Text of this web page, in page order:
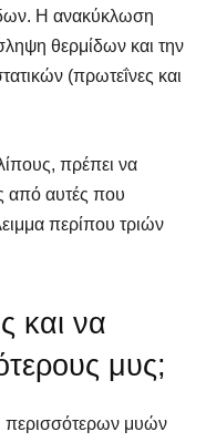
Η ανακύκλωση
θερμίδων και την
(πρωτεΐνες και
πρέπει να
από αυτές που
περίπου τριών
και να
μυς;
περισσότερων μυών